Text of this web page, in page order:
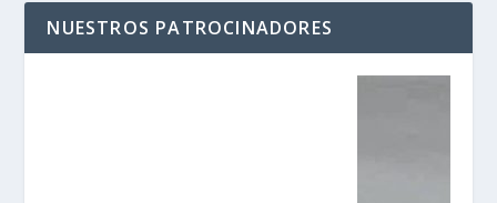
NUESTROS PATROCINADORES